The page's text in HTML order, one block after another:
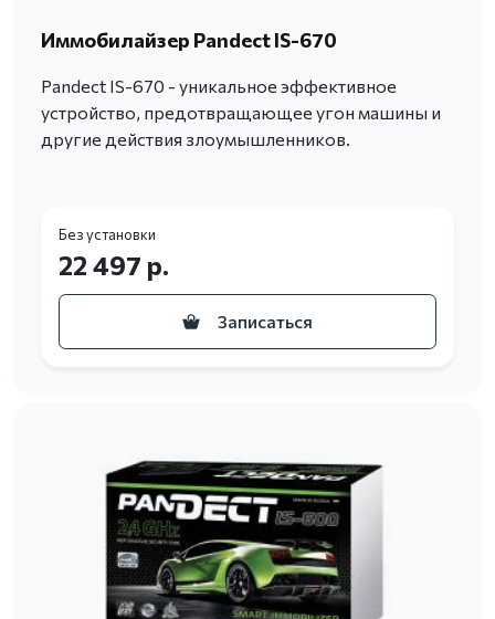
Иммобилайзер Pandect IS-670
Pandect IS-670 - уникальное эффективное
устройство, предотвращающее угон машины и
другие действия злоумышленников.
Без установки
22 497 р.
Записаться